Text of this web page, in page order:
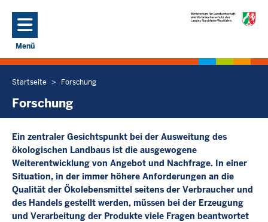
Menü
Navigation aktivieren/deaktivieren: Hauptmenü
Sie
befinden
Startseite Forschung
Forschung
Ein zentraler Gesichtspunkt bei der Ausweitung des
ökologischen Landbaus ist die ausgewogene
Weiterentwicklung von Angebot und Nachfrage. In einer
Situation, in der immer höhere Anforderungen an die
Qualität der Ökolebensmittel seitens der Verbraucher und
des Handels gestellt werden, müssen bei der Erzeugung
und Verarbeitung der Produkte viele Fragen beantwortet